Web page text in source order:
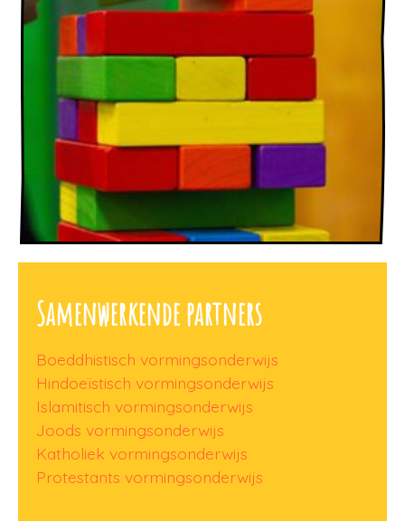
Samenwerkende partners
Boeddhistisch vormingsonderwijs
Hindoeïstisch vormingsonderwijs
Islamitisch vormingsonderwijs
Joods vormingsonderwijs
Katholiek vormingsonderwijs
Protestants vormingsonderwijs